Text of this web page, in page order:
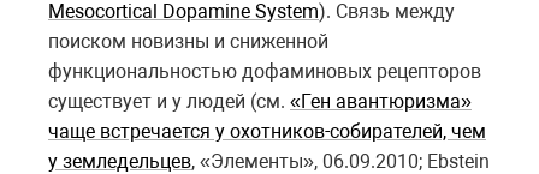
Mesocortical Dopamine System). Связь между
поиском новизны и сниженной
функциональностью дофаминовых рецепторов
существует и у людей (см. «Ген авантюризма»
чаще встречается у охотников-собирателей, чем
у земледельцев, «Элементы», 06.09.2010; Ebstein